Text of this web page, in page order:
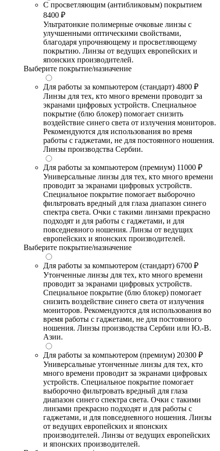
С просветляющим (антибликовым) покрытием
8400 ₽
Ультратонкие полимерные очковые линзы с
улучшенными оптическими свойствами,
благодаря упрочняющему и просветляющему
покрытию. Линзы от ведущих европейских и
японских производителей.
Выберите покрытие/назначение
Для работы за компьютером (стандарт) 4800 ₽
Линзы для тех, кто много времени проводит за
экранами цифровых устройств. Специальное
покрытие (блю блокер) помогает снизить
воздействие синего света от излучения мониторов.
Рекомендуются для использования во время
работы с гаджетами, не для постоянного ношения.
Линзы производства Сербии.
Для работы за компьютером (премиум) 11000 ₽
Универсальные линзы для тех, кто много времени
проводит за экранами цифровых устройств.
Специальное покрытие помогает выборочно
фильтровать вредный для глаза диапазон синего
спектра света. Очки с такими линзами прекрасно
подходят и для работы с гаджетами, и для
повседневного ношения. Линзы от ведущих
европейских и японских производителей.
Выберите покрытие/назначение
Для работы за компьютером (стандарт) 6700 ₽
Утонченные линзы для тех, кто много времени
проводит за экранами цифровых устройств.
Специальное покрытие (блю блокер) помогает
снизить воздействие синего света от излучения
мониторов. Рекомендуются для использования во
время работы с гаджетами, не для постоянного
ношения. Линзы производства Сербии или Ю.-В.
Азии.
Для работы за компьютером (премиум) 20300 ₽
Универсальные утонченные линзы для тех, кто
много времени проводит за экранами цифровых
устройств. Специальное покрытие помогает
выборочно фильтровать вредный для глаза
диапазон синего спектра света. Очки с такими
линзами прекрасно подходят и для работы с
гаджетами, и для повседневного ношения. Линзы
от ведущих европейских и японских
производителей. Линзы от ведущих европейских
и японских производителей.